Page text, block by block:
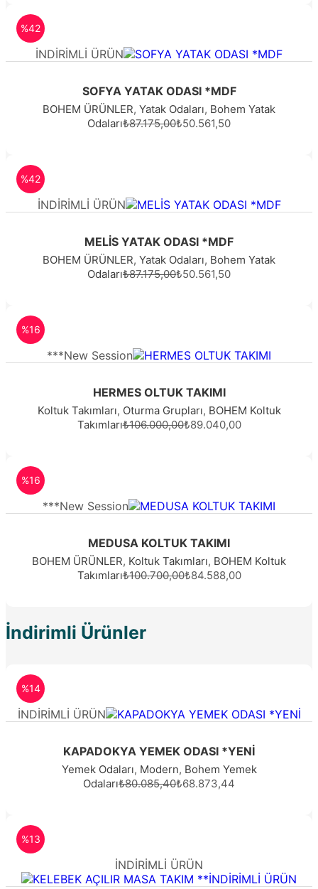
%42
İNDİRİMLİ ÜRÜN
SOFYA YATAK ODASI *MDF
BOHEM ÜRÜNLER, Yatak Odaları, Bohem Yatak
Odaları₺87.175,00₺50.561,50
%42
İNDİRİMLİ ÜRÜN
MELİS YATAK ODASI *MDF
BOHEM ÜRÜNLER, Yatak Odaları, Bohem Yatak
Odaları₺87.175,00₺50.561,50
%16
***New Session
HERMES OLTUK TAKIMI
Koltuk Takımları, Oturma Grupları, BOHEM Koltuk
Takımları₺106.000,00₺89.040,00
%16
***New Session
MEDUSA KOLTUK TAKIMI
BOHEM ÜRÜNLER, Koltuk Takımları, BOHEM Koltuk
Takımları₺100.700,00₺84.588,00
İndirimli Ürünler
%14
İNDİRİMLİ ÜRÜN
KAPADOKYA YEMEK ODASI *YENİ
Yemek Odaları, Modern, Bohem Yemek
Odaları₺80.085,40₺68.873,44
%13
İNDİRİMLİ ÜRÜN